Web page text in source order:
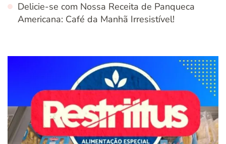
Delicie-se com Nossa Receita de Panqueca
Americana: Café da Manhã Irresistível!